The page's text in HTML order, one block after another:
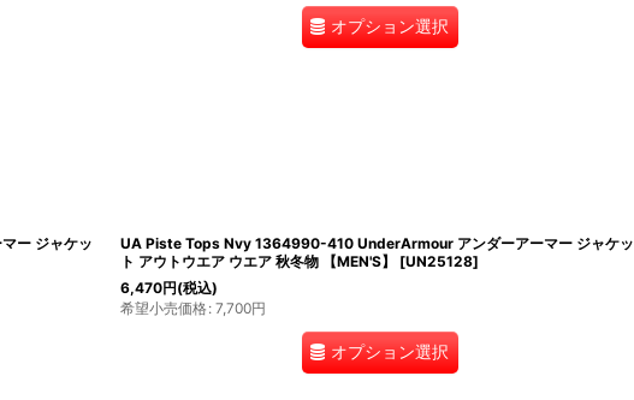
オプション選択
ー ジャケッ
UA Piste Tops Nvy 1364990-410 UnderArmour アンダーアーマー ジャケッ
ト アウトウエア ウエア 秋冬物 【MEN'S】
[UN25128]
6,470円(税込)
希望小売価格: 7,700円
オプション選択